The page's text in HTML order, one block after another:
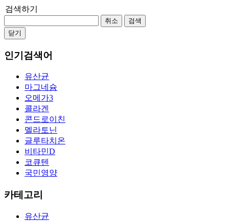
검색하기
취소
검색
닫기
인기검색어
유산균
마그네슘
오메가3
콜라겐
콘드로이친
멜라토닌
글루타치온
비타민D
코큐텐
국민영양
카테고리
유산균